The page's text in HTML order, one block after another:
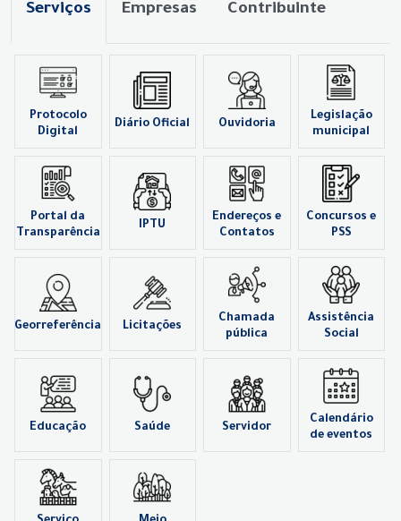
Serviços Empresas Contribuinte
Protocolo
Digital
Diário Oficial Ouvidoria
Legislação
municipal
Portal da
Transparência
IPTU
Endereços e
Contatos
Concursos e
PSS
Georreferência Licitações
Chamada
pública
Assistência
Social
Educação Saúde Servidor
Calendário
de eventos